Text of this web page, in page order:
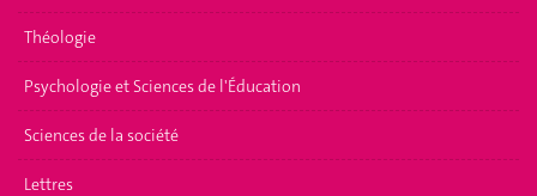
Théologie
Psychologie et Sciences de l'Éducation
Sciences de la société
Lettres